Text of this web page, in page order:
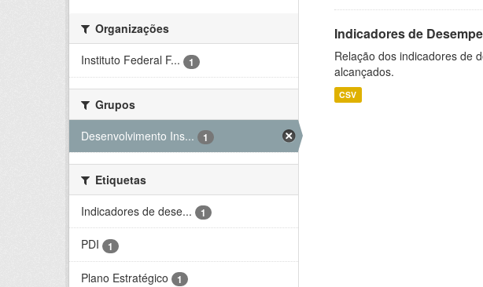
Organizações
Instituto Federal F...
1
Grupos
Desenvolvimento Ins...
1
Etiquetas
Indicadores de dese...
1
PDI 1
Plano Estratégico 1
Indicadores de
Relação dos indicadores de
alcançados.
CSV